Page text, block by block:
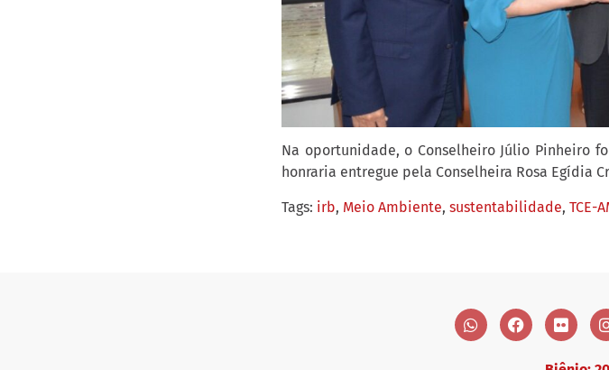
Na oportunidade, o Conselheiro Júlio Pinheiro
honraria entregue pela Conselheira Rosa Egídia
Tags: irb, Meio Ambiente, sustentabilidade, TCE-